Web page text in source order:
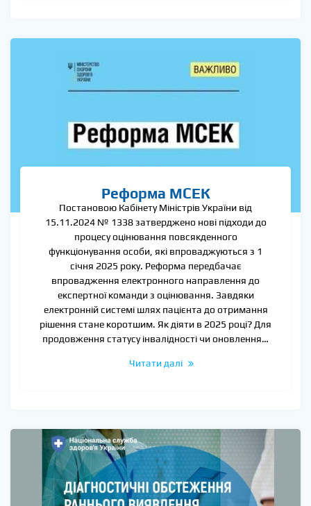
Реформа МСЕК
Постановою Кабінету Міністрів України від
15.11.2024 № 1338 затверджено нові підходи до
процесу оцінювання повсякденного
функціонування особи, які впроваджуються з 1
січня 2025 року. Реформа передбачає
впровадження електронного направлення до
експертної команди з оцінювання. Завдяки
електронній системі шлях пацієнта до отримання
рішення стане коротшим. Як діяти в 2025 році? Для
продовження статусу інвалідності чи оновлення…
Читати далі